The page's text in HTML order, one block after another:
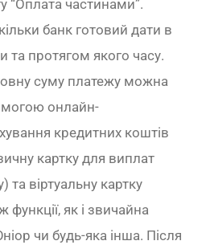
“Оплата частинами”.
банк готовий дати в
та протягом якого часу.
суму платежу можна
онлайн-
кредитних коштів
картку для виплат
та віртуальну картку
функції, як і звичайна
чи будь-яка інша. Після